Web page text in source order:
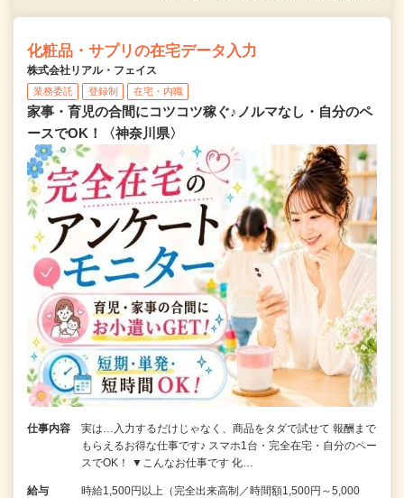
化粧品・サプリの在宅データ入力
株式会社リアル・フェイス
業務委託 登録制 在宅・内職
家事・育児の合間にコツコツ稼ぐ♪ノルマなし・自分のペ
ースでOK！〈神奈川県〉
仕事内容
実は…入力するだけじゃなく、商品をタダで試せて 報酬まで
もらえるお得な仕事です♪ スマホ1台・完全在宅・自分のペー
スでOK！ ▼こんなお仕事です 化…
給与
時給1,500円以上（完全出来高制／時間額1,500円～5,000